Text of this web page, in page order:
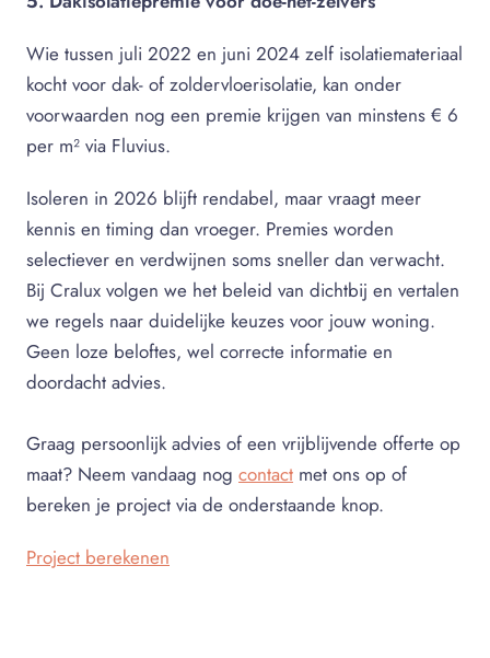
Wie tussen juli 2022 en juni 2024 zelf isolatiemateriaal
kocht voor dak- of zoldervloerisolatie, kan onder
voorwaarden nog een premie krijgen van minstens € 6
per m² via Fluvius.
Isoleren in 2026 blijft rendabel, maar vraagt meer
kennis en timing dan vroeger. Premies worden
selectiever en verdwijnen soms sneller dan verwacht.
Bij Cralux volgen we het beleid van dichtbij en vertalen
we regels naar duidelijke keuzes voor jouw woning.
Geen loze beloftes, wel correcte informatie en
doordacht advies.
Graag persoonlijk advies of een vrijblijvende offerte op
maat? Neem vandaag nog contact met ons op of
bereken je project via de onderstaande knop.
Project berekenen